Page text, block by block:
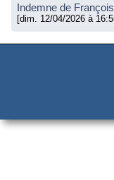
Indemne de
[dim. 12/04/2026 à